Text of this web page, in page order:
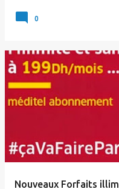
0
Nouveaux Forfaits